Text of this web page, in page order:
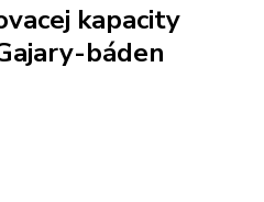
kapacity
báden